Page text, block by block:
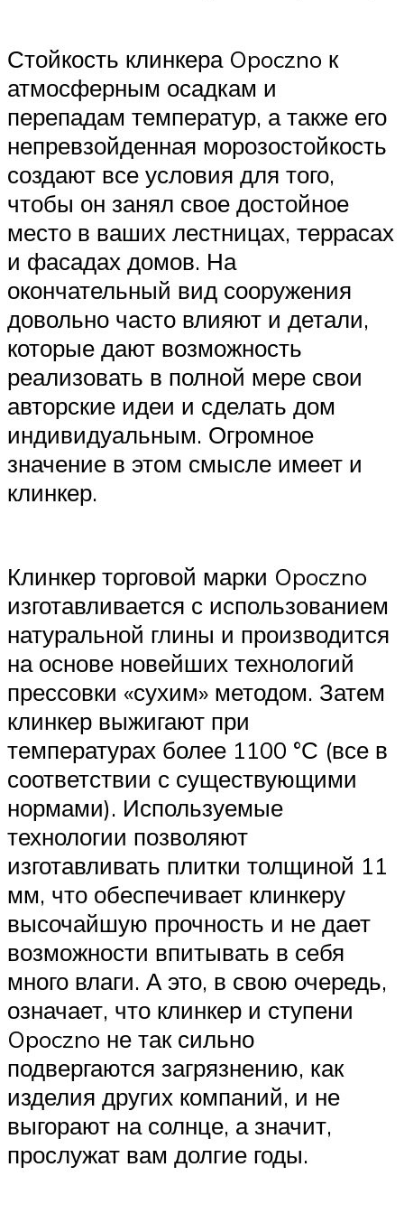
Стойкость клинкера Opoczno к
атмосферным осадкам и
перепадам температур, а также его
непревзойденная морозостойкость
создают все условия для того,
чтобы он занял свое достойное
место в ваших лестницах, террасах
и фасадах домов. На
окончательный вид сооружения
довольно часто влияют и детали,
которые дают возможность
реализовать в полной мере свои
авторские идеи и сделать дом
индивидуальным. Огромное
значение в этом смысле имеет и
клинкер.
Клинкер торговой марки Opoczno
изготавливается с использованием
натуральной глины и производится
на основе новейших технологий
прессовки «сухим» методом. Затем
клинкер выжигают при
температурах более 1100 °С (все в
соответствии с существующими
нормами). Используемые
технологии позволяют
изготавливать плитки толщиной 11
мм, что обеспечивает клинкеру
высочайшую прочность и не дает
возможности впитывать в себя
много влаги. А это, в свою очередь,
означает, что клинкер и ступени
Opoczno не так сильно
подвергаются загрязнению, как
изделия других компаний, и не
выгорают на солнце, а значит,
прослужат вам долгие годы.